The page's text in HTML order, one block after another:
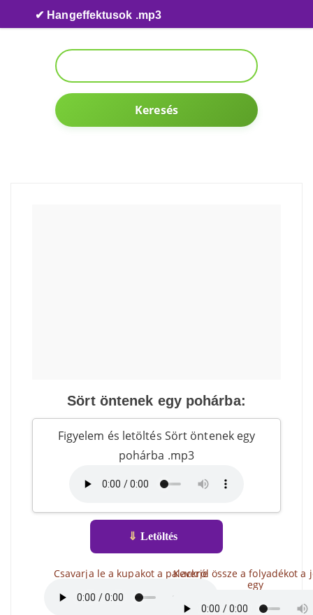
Skip to content
✔ Hangeffektusok .mp3
Keresés
Sört öntenek egy pohárba:
Figyelem és letöltés Sört öntenek egy
pohárba .mp3
⇓ Letöltés
Csavarja le a kupakot a palackrólKeverje össze a folyadékot a
egy